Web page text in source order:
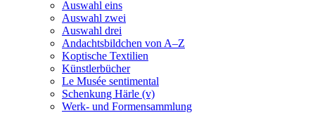
Auswahl eins
Auswahl zwei
Auswahl drei
Andachtsbildchen von A–Z
Koptische Textilien
Künstlerbücher
Le Musée sentimental
Schenkung Härle (v)
Werk- und Formensammlung